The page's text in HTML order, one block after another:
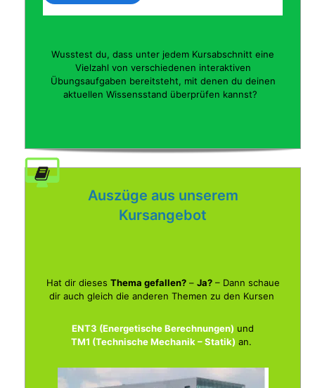
Wusstest du, dass unter jedem Kursabschnitt eine
Vielzahl von verschiedenen interaktiven
Übungsaufgaben bereitsteht, mit denen du deinen
aktuellen Wissensstand überprüfen kannst?
Auszüge aus unserem
Kursangebot
Hat dir dieses Thema gefallen?– Ja?– Dann schaue
dir auch gleich die anderen Themen zu den Kursen
ENT3 (Energetische Berechnungen) und
TM1 (Technische Mechanik – Statik) an.